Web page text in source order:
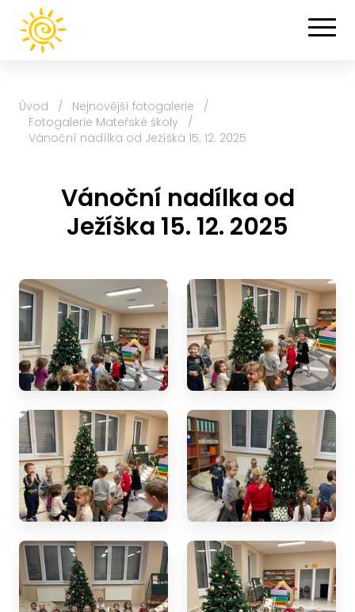
Úvod / Nejnovější fotogalerie
/
Fotogalerie Mateřské školy
/
Vánoční nadílka od Ježíška 15. 12. 2025
Vánoční nadílka od
Ježíška 15. 12. 2025